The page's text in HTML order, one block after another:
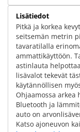
Lisätiedot
Pitkä ja korkea
seitsemän metrin
tavaratilalla
ammattikäyttöön.
astinlauta
lisävalot tekevät
käytännöllisen
Ohjaamossa
Bluetooth ja
auto on
Katso ajoneuvon